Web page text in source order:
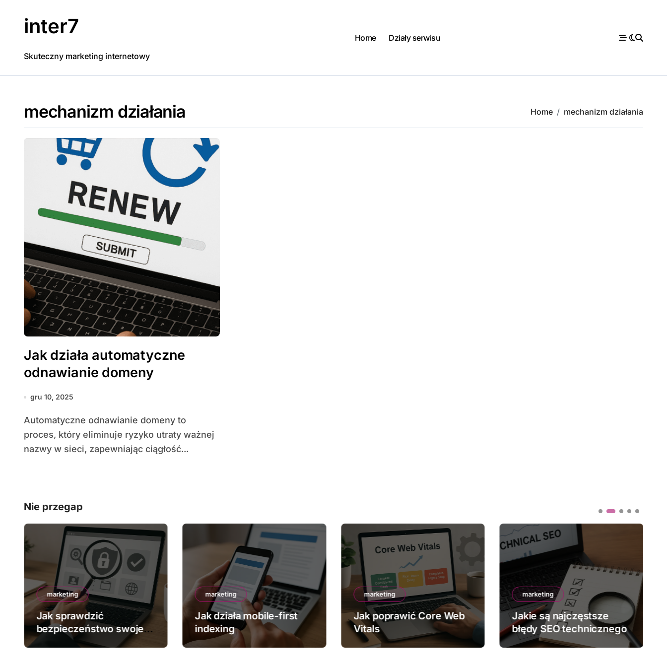
inter7
Skuteczny marketing internetowy
Home Działy serwisu
mechanizm działania Home mechanizm działania
Jak działa automatyczne
odnawianie domeny
gru 10, 2025
Automatyczne odnawianie domeny to
proces, który eliminuje ryzyko utraty ważnej
nazwy w sieci, zapewniając ciągłość...
Nie przegap
marketing
Jak sprawdzić
bezpieczeństwo swojej
strony
marketing
Jak działa mobile-first
indexing
marketing
Jak poprawić Core Web
Vitals
marketing
Jakie są najczęstsze
błędy SEO technicznego